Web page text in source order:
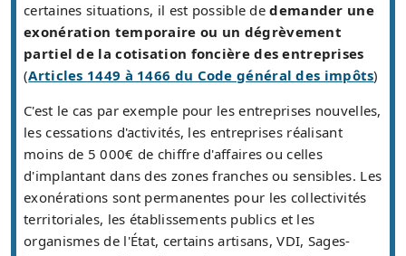
certaines situations, il est possible dedemander une
exonération temporaire ou un dégrèvement
partiel de la cotisation foncière des entreprises
(Articles 1449 à 1466 du Code général des impôts)
C'est le cas par exemple pour les entreprises nouvelles,
les cessations d'activités, les entreprises réalisant
moins de 5 000€ de chiffre d'affaires ou celles
d'implantant dans des zones franches ou sensibles. Les
exonérations sont permanentes pour les collectivités
territoriales, les établissements publics et les
organismes de l'État, certains artisans, VDI, Sages-